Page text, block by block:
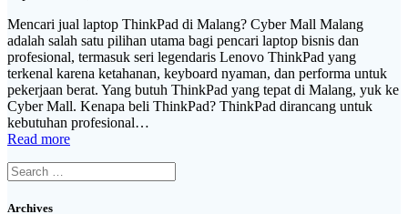
Mencari jual laptop ThinkPad di Malang? Cyber Mall Malang
adalah salah satu pilihan utama bagi pencari laptop bisnis dan
profesional, termasuk seri legendaris Lenovo ThinkPad yang
terkenal karena ketahanan, keyboard nyaman, dan performa untuk
pekerjaan berat. Yang butuh ThinkPad yang tepat di Malang, yuk ke
Cyber Mall. Kenapa beli ThinkPad? ThinkPad dirancang untuk
kebutuhan profesional…
Read more
Search
for:
Archives